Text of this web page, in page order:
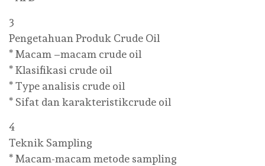
3
Pengetahuan Produk Crude Oil
* Macam –macam crude oil
* Klasifikasi crude oil
* Type analisis crude oil
* Sifat dan karakteristikcrude oil
4
Teknik Sampling
* Macam-macam metode sampling